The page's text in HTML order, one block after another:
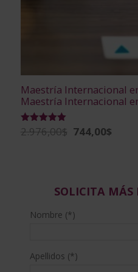
Maestría Internacional
Maestría Internacional
Valorado
con
2.976,00$ El
2.976,00$.
744,00$El
SOLICITA
Nombre (*)
Apellidos (*)